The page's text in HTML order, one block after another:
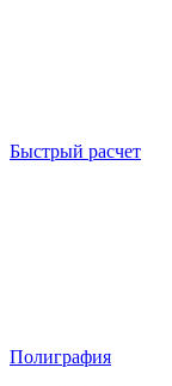
Быстрый расчет
Полиграфия